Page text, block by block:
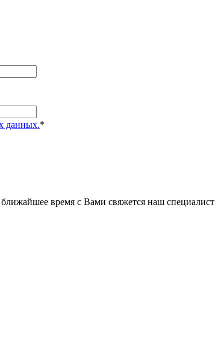
данных.*
время с Вами свяжется наш специалист